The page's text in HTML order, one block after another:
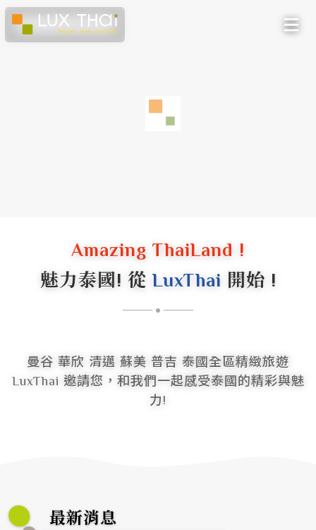
Amazing ThaiLand !
魅力泰國! 從 LuxThai 開始 !
曼谷 華欣 清邁 蘇美 普吉 泰國全區精緻旅遊
LuxThai 邀請您，和我們一起感受泰國的精彩與魅
力!
最新消息